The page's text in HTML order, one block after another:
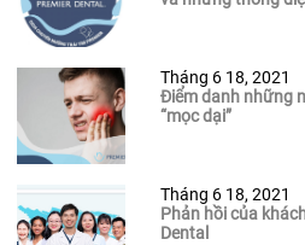
Tháng 6 18, 2021
Điểm danh những
“mọc dại”
Tháng 6 18, 2021
Phản hồi của
Dental